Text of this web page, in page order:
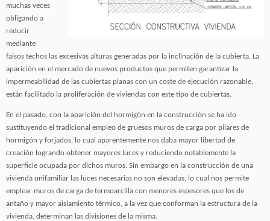
muchas veces
obligando a
reducir
mediante
falsos techos las excesivas alturas generadas por la inclinación de la cubierta. La
aparición en el mercado de nuevos productos que permiten garantizar la
impermeabilidad de las cubiertas planas con un coste de ejecución razonable,
están facilitado la proliferación de viviendas con este tipo de cubiertas.
En el pasado, con la aparición del hormigón en la construcción se ha ido
sustituyendo el tradicional empleo de gruesos muros de carga por pilares de
hormigón y forjados, lo cual aparentemente nos daba mayor libertad de
creación logrando obtener mayores luces y reduciendo notablemente la
superficie ocupada por dichos muros. Sin embargo en la construcción de una
vivienda unifamiliar las luces necesarias no son elevadas, lo cual nos permite
emplear muros de carga de termoarcilla con menores espesores que los de
antaño y mayor aislamiento térmico, a la vez que conforman la estructura de la
vivienda, determinan las divisiones de la misma.